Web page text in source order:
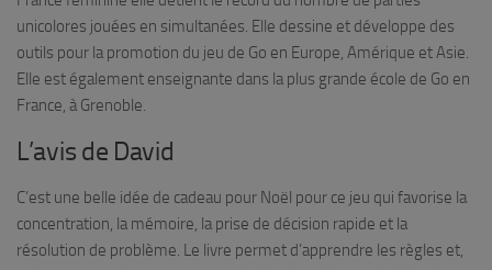
unicolores jouées en simultanées. Elle dessine et développe des
outils pour la promotion du jeu de Go en Europe, Amérique et Asie.
Elle est également enseignante dans la plus grande école de Go en
France, à Grenoble.
L’avis de David
C’est une belle idée de cadeau pour Noël pour ce jeu qui favorise la
concentration, la mémoire, la prise de décision rapide et la
résolution de problème. Le livre permet d’apprendre les règles et,